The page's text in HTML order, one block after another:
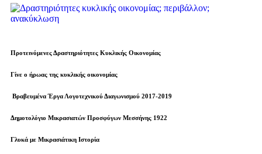
Προτεινόμενες Δραστηριότητες Κυκλικής Οικονομίας
Γίνε ο ήρωας της κυκλικής οικονομίας
Βραβευµένα Έργα Λογοτεχνικού Διαγωνισμού 2017-2019
Δημοτολόγιο Μικρασιατών Προσφύγων Μεσσήνης 1922
Γλυκά με Μικρασιάτικη Ιστορία